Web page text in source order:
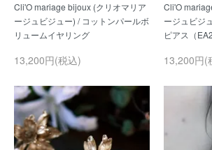
Cli'O mariage bijoux (クリオマリア
ージュビジュー) / コットンパールボ
13,200円(税込)
Cli'O
ージュビジ
13,200円(